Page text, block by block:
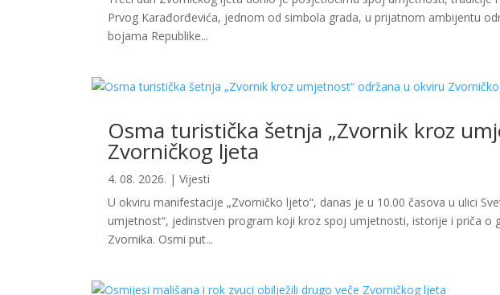
Prvog Karađorđevića, jednom od simbola grada, u prijatnom ambijentu
bojama Republike...
Osma turistička šetnja „Zvornik kroz
Zvorničkog ljeta
4. 08. 2026. |Vijesti
U okviru manifestacije „Zvorničko ljeto“, danas je u 10.00 časova u ulici
umjetnost“, jedinstven program koji kroz spoj umjetnosti, istorije i priča o
Zvornika. Osmi put...